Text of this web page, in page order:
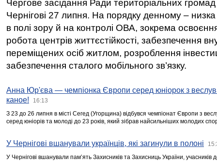
Чергове засідання Ради територіальних громад
Чернігові 27 липня. На порядку денному –
в полі зору й на контролі ОВА, зокрема освоєння
робота центрів життєстійкості, забезпечення
переміщених осіб житлом, розроблення
забезпечення сталого мобільного зв’язку.
Анна Юр'єва — чемпіонка Європи серед юніорок з
каное!
16:13
З 23 до 26 липня в місті Сегед (Угорщина) відбувся чемпіонат Європи з
серед юніорів та молоді до 23 років, який зібрав найсильніших молодих
У Чернігові вшанували українців, які загинули в полоні
У Чернігові вшанували пам’ять Захисників та Захисниць України,